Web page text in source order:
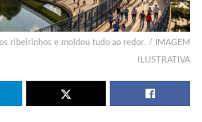
ribeirinhos e moldou tudo ao redor. / IMAGEM
ILUSTRATIVA